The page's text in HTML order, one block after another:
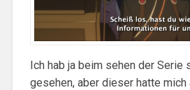
Ich hab ja beim sehen der Serie
gesehen, aber dieser hatte